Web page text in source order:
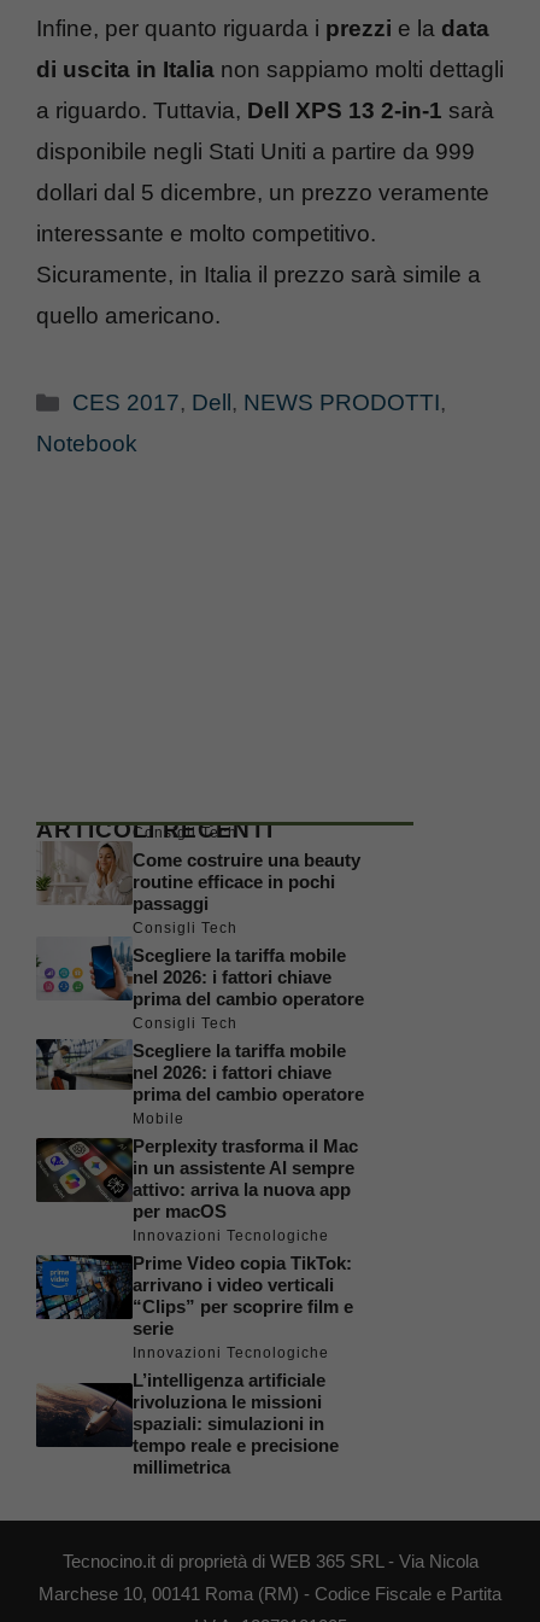
Infine, per quanto riguarda i prezzi e la data
di uscita in Italia non sappiamo molti dettagli
a riguardo. Tuttavia, Dell XPS 13 2-in-1 sarà
disponibile negli Stati Uniti a partire da 999
dollari dal 5 dicembre, un prezzo veramente
interessante e molto competitivo.
Sicuramente, in Italia il prezzo sarà simile a
quello americano.
Categorie
CES 2017, Dell , NEWS PRODOTTI,
Notebook
ARTICOLI RECENTI
Consigli Tech
Come costruire una beauty
routine efficace in pochi
passaggi
Consigli Tech
Scegliere la tariffa mobile
nel 2026: i fattori chiave
prima del cambio operatore
Consigli Tech
Scegliere la tariffa mobile
nel 2026: i fattori chiave
prima del cambio operatore
Mobile
Perplexity trasforma il Mac
in un assistente AI sempre
attivo: arriva la nuova app
per macOS
Innovazioni Tecnologiche
Prime Video copia TikTok:
arrivano i video verticali
“Clips” per scoprire film e
serie
Innovazioni Tecnologiche
L’intelligenza artificiale
rivoluziona le missioni
spaziali: simulazioni in
tempo reale e precisione
millimetrica
Tecnocino.it di proprietà di WEB 365 SRL - Via Nicola
Marchese 10, 00141 Roma (RM) - Codice Fiscale e Partita